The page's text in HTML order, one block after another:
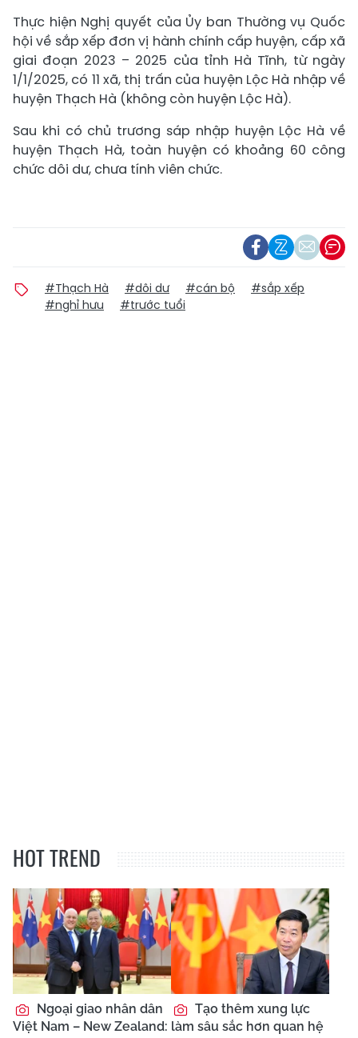
Thực hiện Nghị quyết của Ủy ban Thường vụ Quốc
hội về sắp xếp đơn vị hành chính cấp huyện, cấp xã
giai đoạn 2023 – 2025 của tỉnh Hà Tĩnh, từ ngày
1/1/2025, có 11 xã, thị trấn của huyện Lộc Hà nhập về
huyện Thạch Hà (không còn huyện Lộc Hà).
Sau khi có chủ trương sáp nhập huyện Lộc Hà về
huyện Thạch Hà, toàn huyện có khoảng 60 công
chức dôi dư, chưa tính viên chức.
#Thạch Hà #dôi dư #cán bộ
#sắp xếp
#nghỉ hưu
#trước tuổi
HOT TREND
Ngoại giao nhân dân
Việt Nam – New Zealand:
Tạo thêm xung lực
làm sâu sắc hơn quan hệ